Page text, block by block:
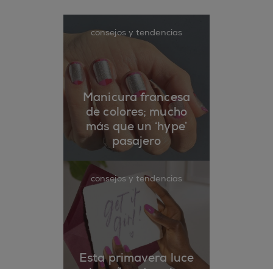
consejos y tendencias
Manicura francesa
de colores; mucho
más que un ‘hype’
pasajero
consejos y tendencias
Esta primavera luce